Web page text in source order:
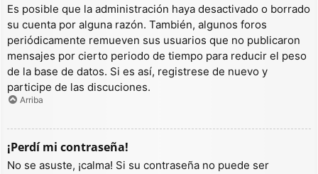
Es posible que la administración haya desactivado o borrado
su cuenta por alguna razón. También, algunos foros
periódicamente remueven sus usuarios que no publicaron
mensajes por cierto periodo de tiempo para reducir el peso
de la base de datos. Si es así, registrese de nuevo y
participe de las discuciones.
Arriba
¡Perdí mi contraseña!
No se asuste, ¡calma! Si su contraseña no puede ser